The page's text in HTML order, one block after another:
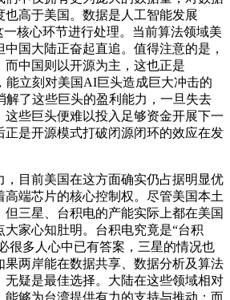
也高于美国。数据是人工智能发展
一核心环节进行处理。当前算法领域美
国大陆正奋起直追。值得注意的是，
而中国则以开源为主，这也正是
能立刻对美国AI巨头造成巨大冲击的
解了这些巨头的盈利能力，一旦失去
这些巨头便难以投入足够资金开展下一
正是开源模式打破闭源闭环的效应在发
目前美国在这方面确实仍占据明显优
端芯片的核心控制权。尽管美国本土
三星、台积电的产能实际上都在美国
大家心知肚明。台积电究竟是“台积
很多人心中已有答案，三星的情况也
果两岸能在数据共享、数据分析及算法
无疑是最佳选择。大陆在这些领域相对